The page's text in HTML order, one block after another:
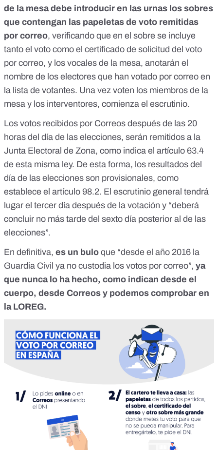
de la mesa debe introducir en las urnas los sobres
que contengan las papeletas de voto remitidas
por correo, verificando que en el sobre se incluye
tanto el voto como el certificado de solicitud del voto
por correo, y los vocales de la mesa, anotarán el
nombre de los electores que han votado por correo en
la lista de votantes. Una vez voten los miembros de la
mesa y los interventores, comienza el escrutinio.
Los votos recibidos por Correos después de las 20
horas del día de las elecciones, serán remitidos a la
Junta Electoral de Zona, como indica el artículo 63.4
de esta misma ley. De esta forma, los resultados del
día de las elecciones son provisionales, como
establece el artículo 98.2. El escrutinio general tendrá
lugar el tercer día después de la votación y “deberá
concluir no más tarde del sexto día posterior al de las
elecciones”.
En definitiva, es un bulo que “desde el año 2016 la
Guardia Civil ya no custodia los votos por correo”, ya
que nunca lo ha hecho, como indican desde el
cuerpo, desde Correos y podemos comprobar en
la LOREG.